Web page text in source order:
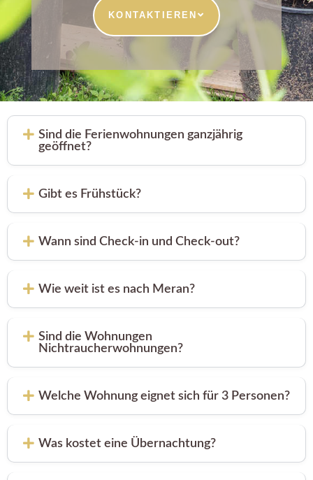
KONTAKTIEREN
Sind die Ferienwohnungen ganzjährig
geöffnet?
Gibt es Frühstück?
Wann sind Check-in und Check-out?
Wie weit ist es nach Meran?
Sind die Wohnungen
Nichtraucherwohnungen?
Welche Wohnung eignet sich für 3 Personen?
Was kostet eine Übernachtung?